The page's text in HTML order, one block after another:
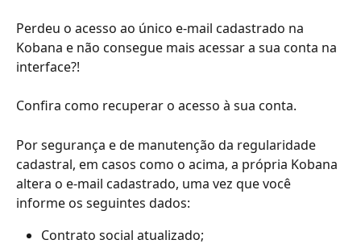
Perdeu o acesso ao único e-mail cadastrado na
Kobana e não consegue mais acessar a sua conta na
interface?!
Confira como recuperar o acesso à sua conta.
Por segurança e de manutenção da regularidade
cadastral, em casos como o acima, a própria Kobana
altera o e-mail cadastrado, uma vez que você
informe os seguintes dados:
Contrato social atualizado;